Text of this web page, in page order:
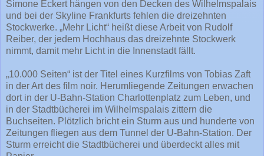
Simone Eckert hängen von den Decken des Wilhelmspalais
und bei der Skyline Frankfurts fehlen die dreizehnten
Stockwerke. „Mehr Licht“ heißt diese Arbeit von Rudolf
Reiber, der jedem Hochhaus das dreizehnte Stockwerk
nimmt, damit mehr Licht in die Innenstadt fällt.
„10.000 Seiten“ ist der Titel eines Kurzfilms von Tobias Zaft
in der Art des film noir. Herumliegende Zeitungen erwachen
dort in der U-Bahn-Station Charlottenplatz zum Leben, und
in der Stadtbücherei im Wilhelmspalais zittern die
Buchseiten. Plötzlich bricht ein Sturm aus und hunderte von
Zeitungen fliegen aus dem Tunnel der U-Bahn-Station. Der
Sturm erreicht die Stadtbücherei und überdeckt alles mit